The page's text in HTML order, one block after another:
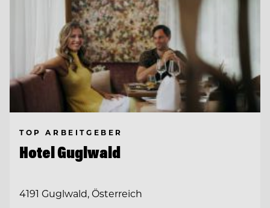
TOP ARBEITGEBER
Hotel Guglwald
4191 Guglwald, Österreich